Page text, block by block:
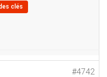
clés
#4742